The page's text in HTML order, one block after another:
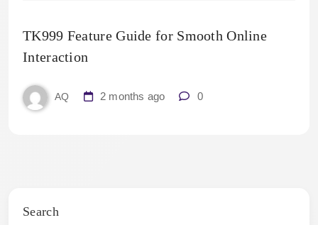
TK999 Feature Guide for Smooth Online
Interaction
AQ 2 months ago 0
Search